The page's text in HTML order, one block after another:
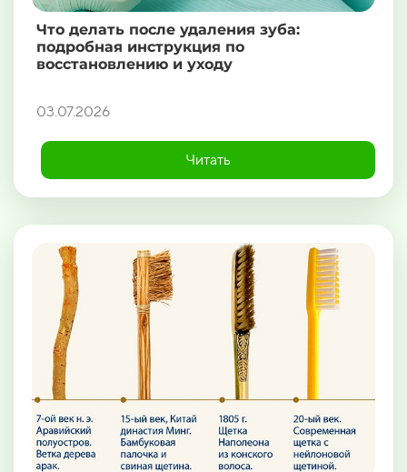
Что делать после удаления зуба:
подробная инструкция по
восстановлению и уходу
03.07.2026
Читать